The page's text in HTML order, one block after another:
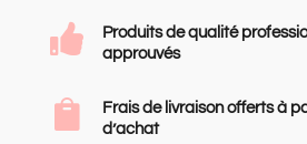

Produits de qualité
approuvés

Frais de livraison offerts à
d’achat